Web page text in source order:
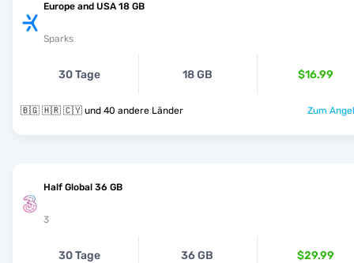
Europe and USA 18 GB
Sparks
30 Tage 18 GB $16.99
🇧🇬 🇭🇷 🇨🇾 und 40 andere Länder Zum
Half Global 36 GB
3
30 Tage 36 GB $29.99